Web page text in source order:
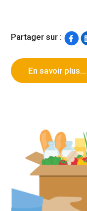
Partager sur :
En savoir plus...